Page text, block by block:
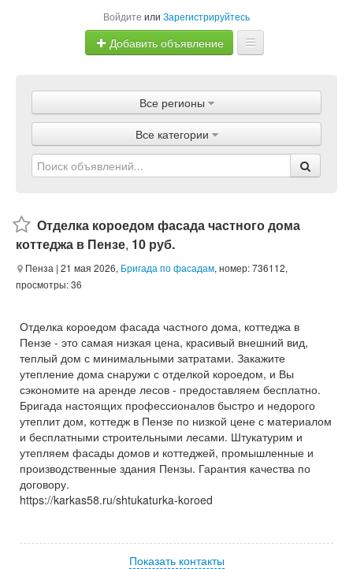
Войдите или Зарегистрируйтесь
Добавить объявление
Объявления
Магазины
Услуги
Все регионы
Все категории
Отделка короедом фасада частного дома
коттеджа в Пензе, 10 руб.
Пенза | 21 мая 2026, Бригада по фасадам, номер: 736112,
просмотры: 36
Отделка короедом фасада частного дома, коттеджа в
Пензе - это самая низкая цена, красивый внешний вид,
теплый дом с минимальными затратами. Закажите
утепление дома снаружи с отделкой короедом, и Вы
сэкономите на аренде лесов - предоставляем бесплатно.
Бригада настоящих профессионалов быстро и недорого
утеплит дом, коттедж в Пензе по низкой цене с материалом
и бесплатными строительными лесами. Штукатурим и
утепляем фасады домов и коттеджей, промышленные и
производственные здания Пензы. Гарантия качества по
договору.
https://karkas58.ru/shtukaturka-koroed
Показать контакты